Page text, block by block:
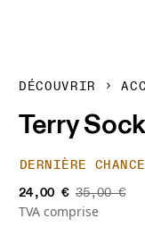
DÉCOUVRIR
Terry
DERNIÈRE CHANCE
24,00 € 35,00 €
TVA comprise